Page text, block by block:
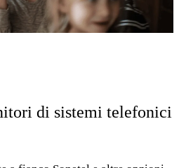
di sistemi telefonici